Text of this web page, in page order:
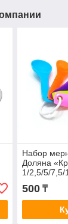
Набор
Доляна
1/2,5/5/7,5/
500₸